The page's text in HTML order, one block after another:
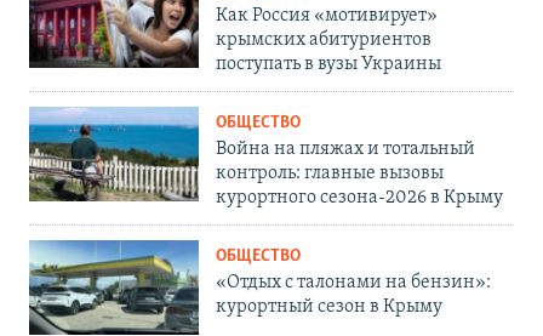
Как Россия «мотивирует»
крымских абитуриентов
поступать в вузы Украины
ОБЩЕСТВО
Война на пляжах и тотальный
контроль: главные вызовы
курортного сезона-2026 в Крыму
ОБЩЕСТВО
«Отдых с талонами на бензин»:
курортный сезон в Крыму